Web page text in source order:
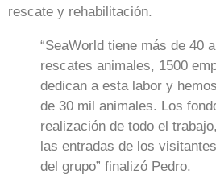
rescate y rehabilitación.
“SeaWorld tiene más de 40
rescates animales, 1500
dedican a esta labor y
de 30 mil animales. Los
realización de todo el
las entradas de los
del grupo” finalizó Pedro.